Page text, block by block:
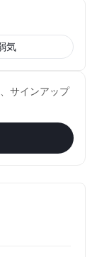
気
サインアップ